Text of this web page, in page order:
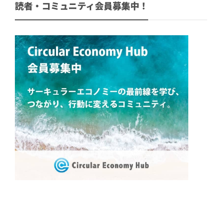
読者・コミュニティ会員募集中！